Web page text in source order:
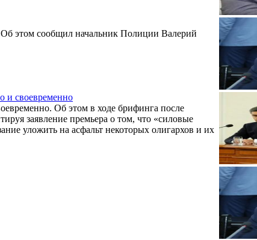
этом сообщил начальник Полиции Валерий
и своевременно
Об этом в ходе брифинга после
заявление премьера о том, что «силовые
уложить на асфальт некоторых олигархов и их